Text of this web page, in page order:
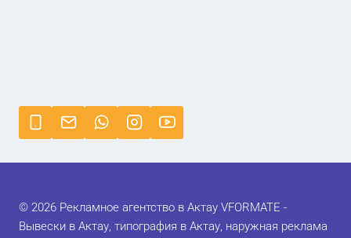
© 2026 Рекламное агентство в Актау VFORMATE -
Вывески в Актау, типография в Актау, наружная реклама